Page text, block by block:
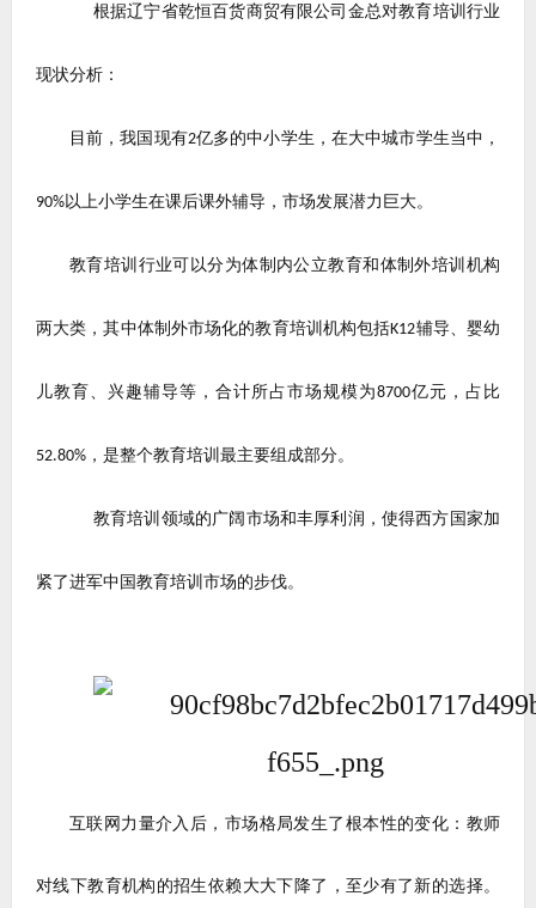
根据辽宁省乾恒百货商贸有限公司金总对教育培训行业
现状分析：
目前，我国现有2亿多的中小学生，在大中城市学生当中，
90%以上小学生在课后课外辅导，市场发展潜力巨大。
教育培训行业可以分为体制内公立教育和体制外培训机构
两大类，其中体制外市场化的教育培训机构包括K12辅导、婴幼
儿教育、兴趣辅导等，合计所占市场规模为8700亿元，占比
52.80%，是整个教育培训最主要组成部分。
教育培训领域的广阔市场和丰厚利润，使得西方国家加
紧了进军中国教育培训市场的步伐。
互联网力量介入后，市场格局发生了根本性的变化：教师
对线下教育机构的招生依赖大大下降了，至少有了新的选择。